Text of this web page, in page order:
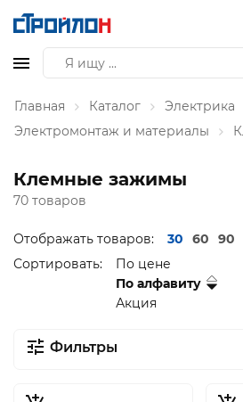
Главная Каталог
Электрика
Электромонтаж и материалы
Клемные зажимы
70 товаров
Отображать товаров: 30 60
90
Сортировать:
По цене
По алфавиту
Акция
Фильтры